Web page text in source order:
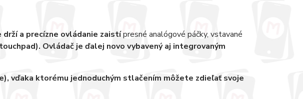
a precízne ovládanie zaistípresné analógové páčky, vstavané
Ovládač je ďalej novo vybavený aj integrovaným
vďaka ktorému jednoduchým stlačením môžete zdieľať svoje